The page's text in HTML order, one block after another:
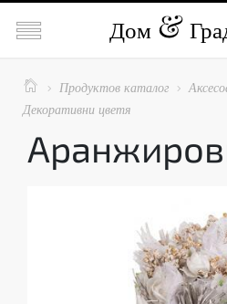
 Дом
  Продуктов каталог 
Декоративни цветя